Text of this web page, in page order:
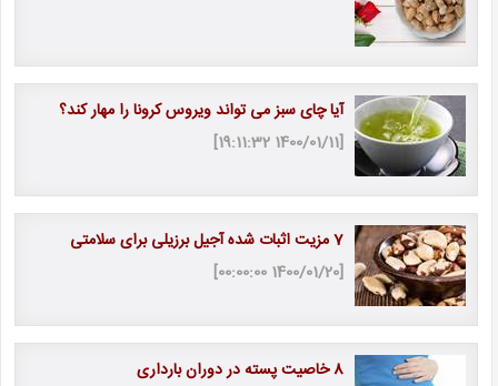
آیا چای سبز می تواند ویروس کرونا را مهار کند؟
[1400/01/11 19:11:32]
7 مزیت اثبات شده آجیل برزیلی برای سلامتی
[1400/01/20 00:00:00]
8 خاصیت پسته در دوران بارداری